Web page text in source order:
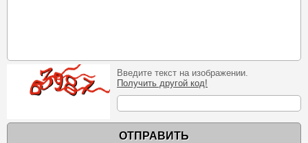
Введите текст на изображении.
Получить другой код!
ОТПРАВИТЬ